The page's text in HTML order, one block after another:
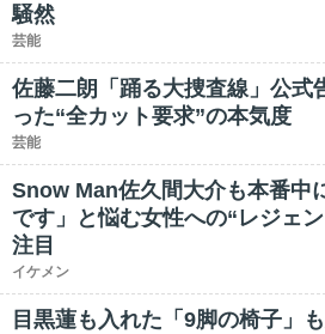
騒然
芸能
佐藤二朗「踊る大捜査線」公式
った“全カット要求”の本気度
芸能
Snow Man佐久間大介も本番中
です」と悩む女性への“レジェ
注目
イケメン
目黒蓮も入れた「9脚の椅子」